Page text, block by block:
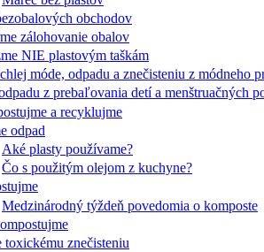
obchodov
zálohovanie obalov
NIE plastovým taškám
móde, odpadu a znečisteniu z módneho
z prebaľovania detí a menštruačných
a recyklujme
odpad
Aké plasty používame?
Čo s použitým olejom z kuchyne?
Medzinárodný týždeň povedomia o komposte
toxickému znečisteniu